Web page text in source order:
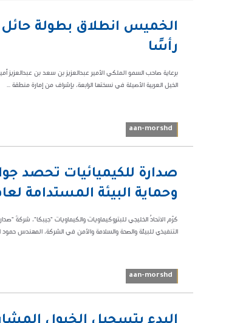
رأسًا
الخيل العربية الأصيلة في نسختها الرابعة، بإشراف من إمارة منطقة ...
aan-morshd
صدارة للكيميائيات تحصد
وحماية البيئة المستدامة لعام
كرّم الاتحادُ الخليجي للبتروكيماويات والكيماويات "جيبكا"، شركةَ
التنفيذي للبيئة والصحة والسلامة والأمن في الشركة، المهندس
aan-morshd